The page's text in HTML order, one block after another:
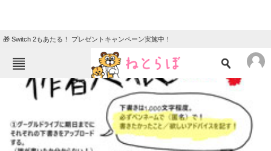
🎁 Switch 2もあたる！ プレゼントキャンペーン実施中！
ねとらぼメニュー
エンタメ クイズ
グルメ 地域